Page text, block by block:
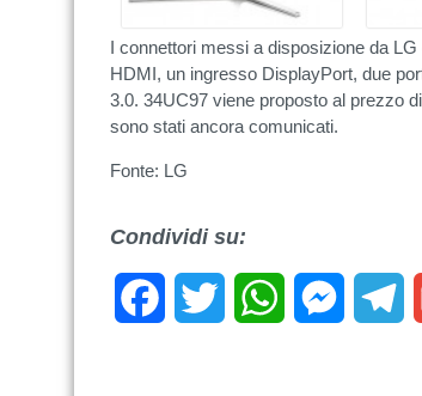
I connettori messi a disposizione da
HDMI, un ingresso DisplayPort, due
3.0. 34UC97 viene proposto al prezzo
sono stati ancora comunicati.
Fonte: LG
Condividi su:
FacebookTwitter WhatsApp